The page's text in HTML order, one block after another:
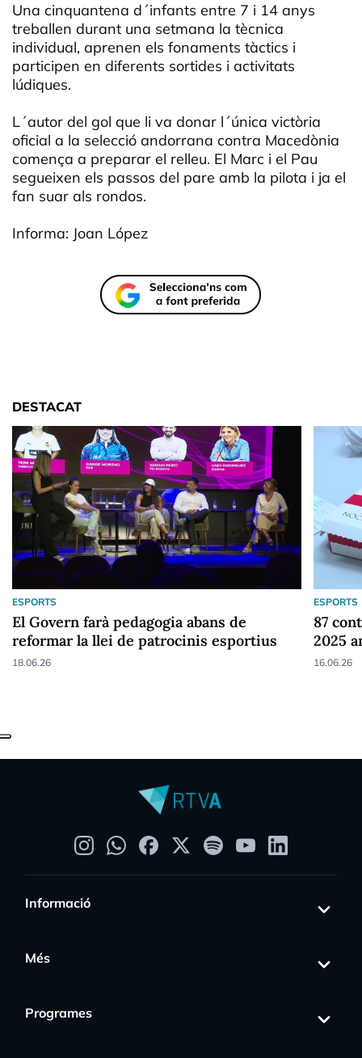
Una cinquantena d´infants entre 7 i 14 anys
treballen durant una setmana la tècnica
individual, aprenen els fonaments tàctics i
participen en diferents sortides i activitats
lúdiques.
L´autor del gol que li va donar l´única victòria
oficial a la selecció andorrana contra Macedònia
comença a preparar el relleu. El Marc i el Pau
segueixen els passos del pare amb la pilota i ja el
fan suar als rondos.
Informa: Joan López
DESTACAT
ESPORTS
El Govern farà pedagogia abans de
reformar la llei de patrocinis esportius
18.06.26
ESPORTS
87
2025
16.06.26
Informació
Més
Programes